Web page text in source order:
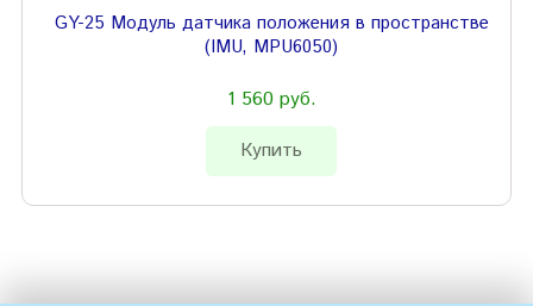
GY-25 Модуль датчика положения в пространстве
(IMU, MPU6050)
1 560 руб.
Купить